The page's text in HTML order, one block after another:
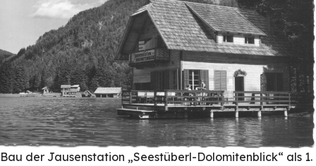
Bau der Jausenstation „Seestüberl-Dolomitenblick“ als 1.